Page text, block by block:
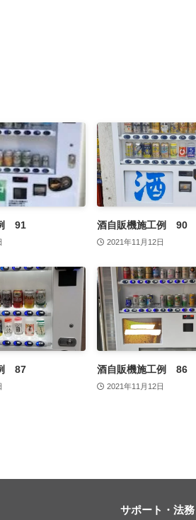
91 酒自販機施工例 90
2021年11月12日
87 酒自販機施工例 86
2021年11月12日
サポート・法務